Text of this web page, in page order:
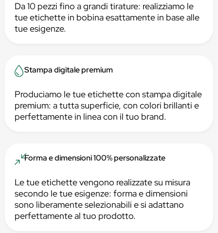
Da 10 pezzi fino a grandi tirature: realizziamo le
tue etichette in bobina esattamente in base alle
tue esigenze.
Stampa digitale premium
Produciamo le tue etichette con stampa digitale
premium: a tutta superficie, con colori brillanti e
perfettamente in linea con il tuo brand.
Forma e dimensioni 100% personalizzate
Le tue etichette vengono realizzate su misura
secondo le tue esigenze: forma e dimensioni
sono liberamente selezionabili e si adattano
perfettamente al tuo prodotto.